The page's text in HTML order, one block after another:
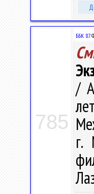
785
ББК 87.
/
г.